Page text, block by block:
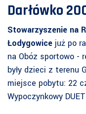
Darłówko
Stowarzyszenie na
Łodygowice już po
na Obóz sportowo -
były dzieci z terenu
miejsce pobytu: 22
Wypoczynkowy